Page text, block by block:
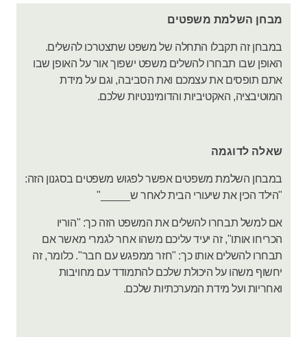
מבחן השלמת משפטים
במבחן זה תקבלו התחלה של משפט שתצטרכו להשלים.
האופן שבו תבחרו להשלים משפט ישפוך אור על האופן שבו
אתם תופסים את עצמכם ואת הסביבה, וגם על מידת
המוטיבציה, האקטיביות והדומיננטיות שלכם.
שאלה לדוגמה
במבחן השלמת משפטים אפשר לפגוש משפטים בסגנון הזה:
"הילד הכין את שיעורי הבית לאחר ש_____"
אם למשל תבחרו להשלים את המשפט הזה כך: "הוריו
הכריחו אותו", זה יעיד עליכם משהו אחר לגמרי מאשר אם
תבחרו להשלים אותו כך: "חזר ממפגש עם חבר". כלומר, זה
יחשוף משהו על היכולת שלכם להתמודד עם מחויבות
ואחריות ועל מידת המערכתיות שלכם.